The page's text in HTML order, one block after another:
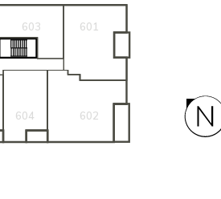
601
602
603
604